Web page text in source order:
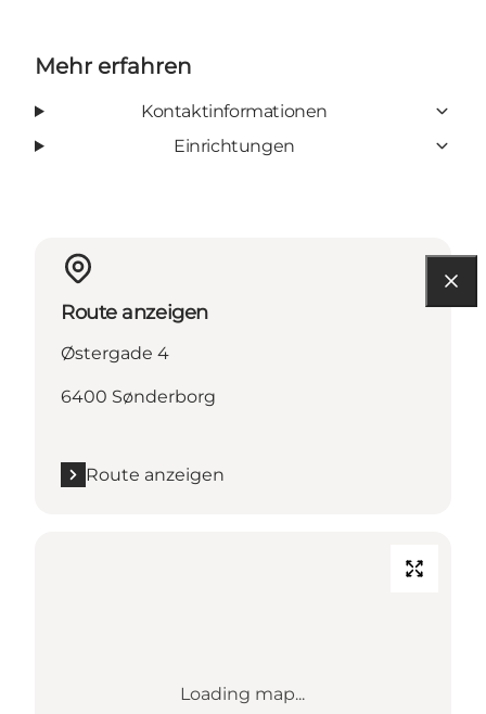
Mehr erfahren
Kontaktinformationen
Einrichtungen
Route anzeigen
Østergade 4
6400 Sønderborg
Route anzeigen
Loading map...